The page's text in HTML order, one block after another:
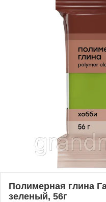
Полимерная глина
зеленый, 56г